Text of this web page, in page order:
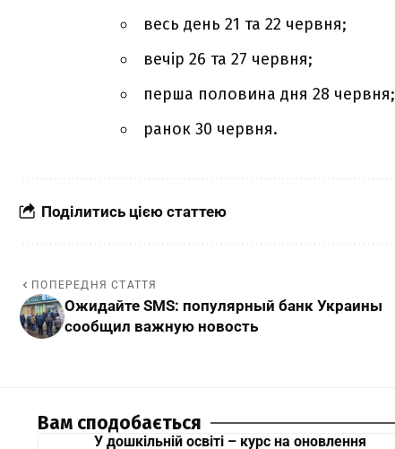
весь день 21 та 22 червня;
вечір 26 та 27 червня;
перша половина дня 28 червня;
ранок 30 червня.
Поділитись цією статтею
ПОПЕРЕДНЯ СТАТТЯ
Ожидайте SMS: популярный банк Украины
сообщил важную новость
Вам сподобається
У дошкільній освіті – курс на оновлення